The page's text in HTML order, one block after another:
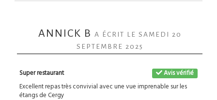
ANNICK B A ÉCRIT LE SAMEDI 20
SEPTEMBRE 2025
Avis vérifié
Super restaurant
Excellent repas très convivial avec une vue imprenable sur les
étangs de Cergy